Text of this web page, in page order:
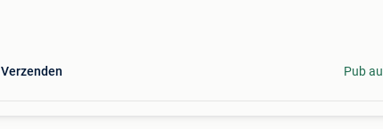
Verzenden Pub